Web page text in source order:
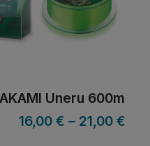
Uneru 600m
16,00 € – 21,00 €